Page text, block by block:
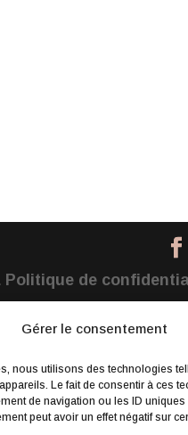
Gérer le consentement
nous utilisons des technologies
Le fait de consentir à ces
de navigation ou les ID uniques
peut avoir un effet négatif sur
Politique de